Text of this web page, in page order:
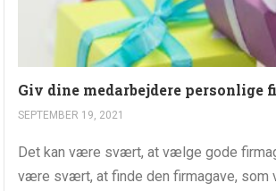
Giv dine medarbejdere personlige
SEPTEMBER 19, 2021
Det kan være svært, at vælge gode
være svært, at finde den firmagave, som